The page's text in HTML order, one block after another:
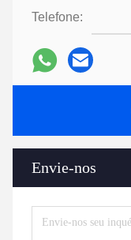
Telefone:
Envie-nos